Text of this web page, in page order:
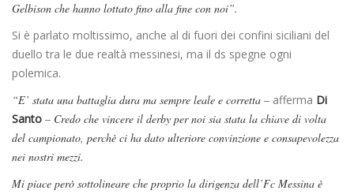
Gelbison che hanno lottato fino alla fine con noi”.
Si è parlato moltissimo, anche al di fuori dei confini siciliani del
duello tra le due realtà messinesi, ma il ds spegne ogni
polemica.
“E’ stata una battaglia dura ma sempre leale e corretta – afferma Di
Santo – Credo che vincere il derby per noi sia stata la chiave di volta
del campionato, perchè ci ha dato ulteriore convinzione e consapevolezza
nei nostri mezzi.
Mi piace però sottolineare che proprio la dirigenza dell’Fc Messina è